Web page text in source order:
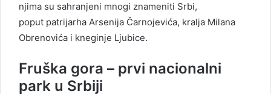
njima su sahranjeni mnogi znameniti Srbi,
poput patrijarha Arsenija Čarnojevića, kralja Milana
Obrenovića i kneginje Ljubice.
Fruška gora – prvi nacionalni
park u Srbiji